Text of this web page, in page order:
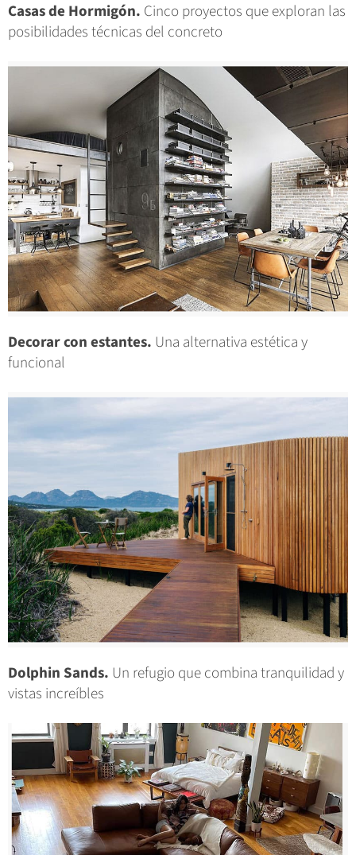
Casas de Hormigón. Cinco proyectos que exploran las
posibilidades técnicas del concreto
Decorar con estantes. Una alternativa estética y
funcional
Dolphin Sands. Un refugio que combina tranquilidad y
vistas increíbles